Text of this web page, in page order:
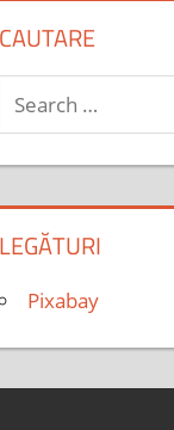
CAUTARE
Search
for:
LEGĂTURI
Pixabay